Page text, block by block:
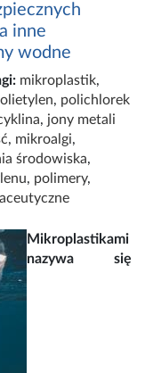
inne
wodne
mikroplastik,
, polichlorek
, jony metali
, mikroalgi,
środowiska,
, polimery,
Mikroplastikami
nazywa się